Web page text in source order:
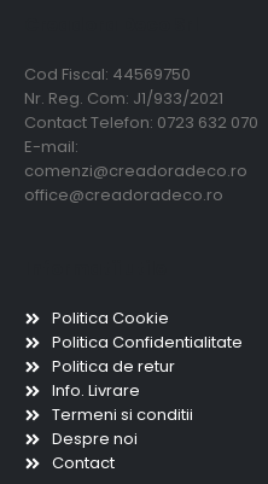
Cod Fiscal: 44569750
Nr. Reg. Com: J1/933/2021
Contact Telefon: 0723 632 070
E-mail:
comenzi@creadoradeco.ro
office@creadoradeco.ro
Politica Cookie
Politica Confidentialitate
Politica de retur
Info. Livrare
Termeni si conditii
Despre noi
Contact